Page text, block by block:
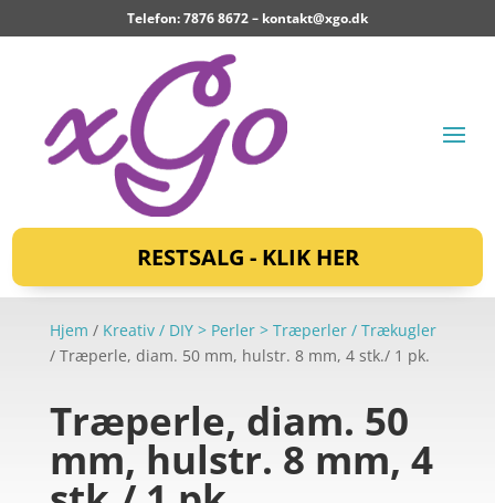
Telefon: 7876 8672 – kontakt@xgo.dk
RESTSALG - KLIK HER
Hjem / Kreativ / DIY > Perler > Træperler / Trækugler
/ Træperle, diam. 50 mm, hulstr. 8 mm, 4 stk./ 1 pk.
Træperle, diam. 50
mm, hulstr. 8 mm, 4